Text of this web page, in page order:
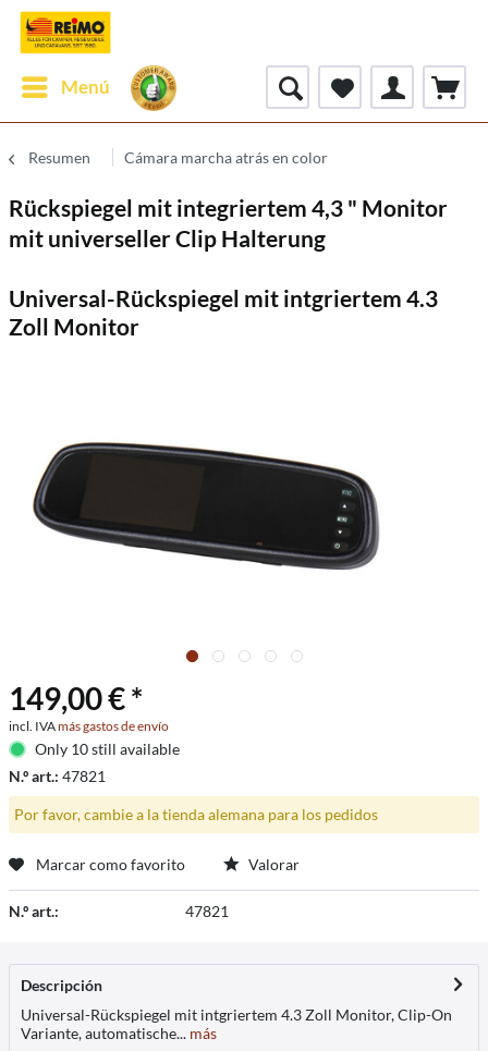
Menú
Resumen Cámara marcha atrás en color
Rückspiegel mit integriertem 4,3 " Monitor
mit universeller Clip Halterung
Universal-Rückspiegel mit intgriertem 4.3
Zoll Monitor
149,00 € *
incl. IVAmás gastos de envío
Only 10 still available
N.º art.: 47821
Por favor, cambie a la tienda alemana para los pedidos
Marcar como favorito Valorar
N.º art.: 47821
Descripción
Universal-Rückspiegel mit intgriertem 4.3 Zoll Monitor, Clip-On
Variante, automatische... más